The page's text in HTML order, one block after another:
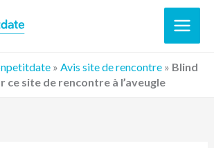
» Avis site de rencontre » Blind
ce site de rencontre à l’aveugle